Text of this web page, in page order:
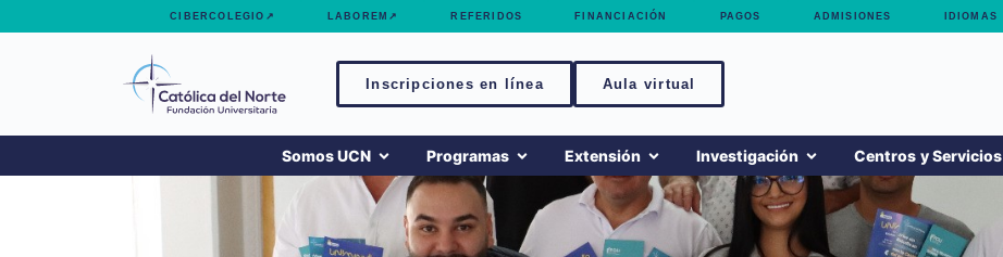
CIBERCOLEGIO↗ LABOREM↗ REFERIDOS FINANCIACIÓN PAGOS ADMISIONES IDIOMAS
Inscripciones en línea Aula virtual
Somos UCN Programas Extensión Investigación Centros y Servicios